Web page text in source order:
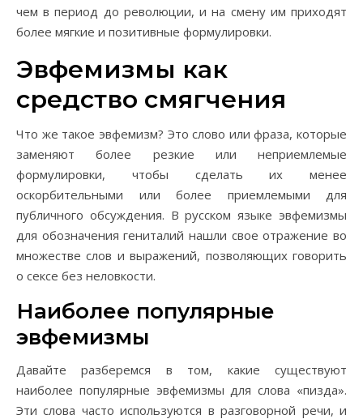
чем в период до революции, и на смену им приходят
более мягкие и позитивные формулировки.
Эвфемизмы как
средство смягчения
Что же такое эвфемизм? Это слово или фраза, которые
заменяют более резкие или неприемлемые
формулировки, чтобы сделать их менее
оскорбительными или более приемлемыми для
публичного обсуждения. В русском языке эвфемизмы
для обозначения гениталий нашли свое отражение во
множестве слов и выражений, позволяющих говорить
о сексе без неловкости.
Наиболее популярные
эвфемизмы
Давайте разберемся в том, какие существуют
наиболее популярные эвфемизмы для слова «пизда».
Эти слова часто используются в разговорной речи, и